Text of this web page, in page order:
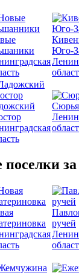
Юго-
Сюрья
за
ручей